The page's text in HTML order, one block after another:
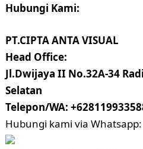
Hubungi Kami:
PT.CIPTA ANTA VISUAL
Head Office:
Jl.Dwijaya II No.32A-34
Selatan
Telepon/WA:
Hubungi kami via Whatsapp: